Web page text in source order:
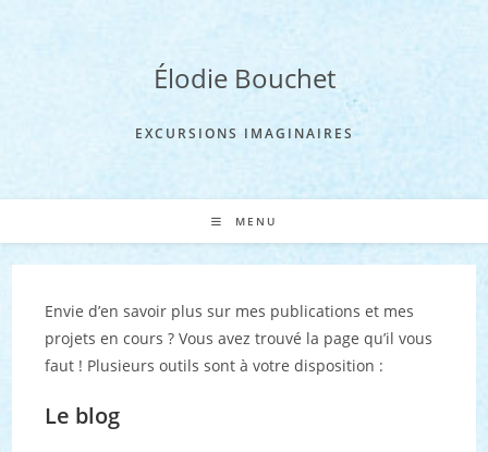
Élodie Bouchet
EXCURSIONS IMAGINAIRES
MENU
Envie d’en savoir plus sur mes publications et mes
projets en cours ? Vous avez trouvé la page qu’il vous
faut ! Plusieurs outils sont à votre disposition :
Le blog